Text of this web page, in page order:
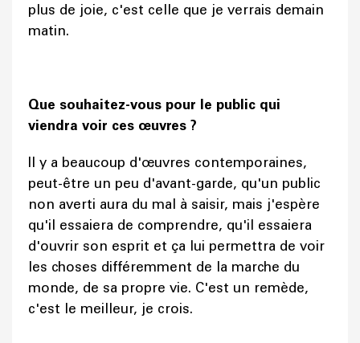
plus de joie, c'est celle que je verrais demain
matin.
Que souhaitez-vous pour le public qui
viendra voir ces œuvres ?
Il y a beaucoup d'œuvres contemporaines,
peut-être un peu d'avant-garde, qu'un public
non averti aura du mal à saisir, mais j'espère
qu'il essaiera de comprendre, qu'il essaiera
d'ouvrir son esprit et ça lui permettra de voir
les choses différemment de la marche du
monde, de sa propre vie. C'est un remède,
c'est le meilleur, je crois.